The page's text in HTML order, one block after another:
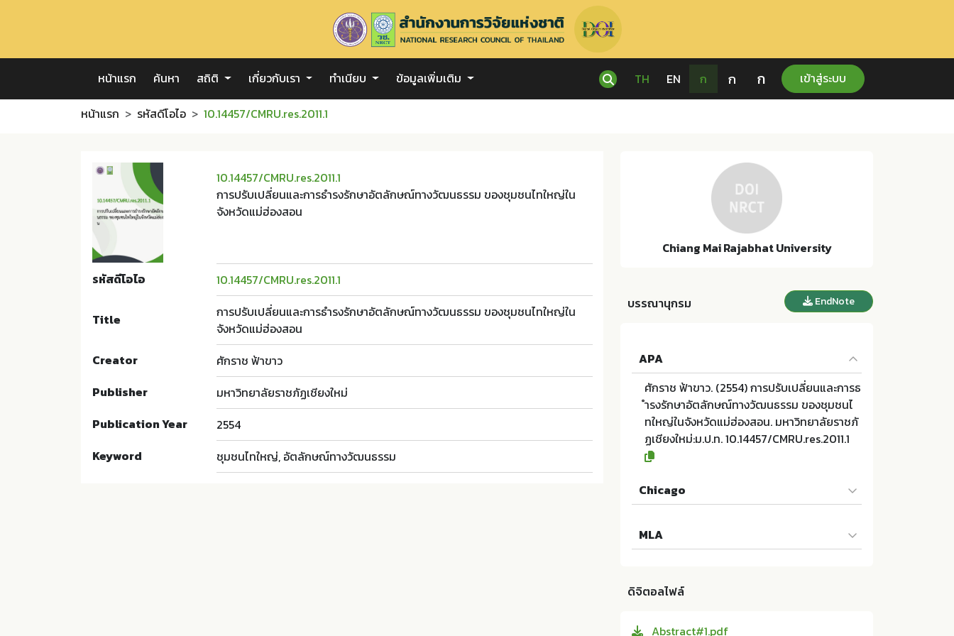
หน้าแรก ค้นหา สถิติ เกี่ยวกับเรา ทำเนียบ ข้อมูลเพิ่มเติม TH EN ก ก ก เข้าสู่ระบบ
หน้าแรก รหัสดีโอไอ 10.14457/CMRU.res.2011.1
10.14457/CMRU.res.2011.1
การปรับเปลี่ยนและการธำรงรักษาอัตลักษณ์ทางวัฒนธรรม ของชุมชนไทใหญ่ใน
จังหวัดแม่ฮ่องสอน
รหัสดีโอไอ 10.14457/CMRU.res.2011.1
Title
การปรับเปลี่ยนและการธำรงรักษาอัตลักษณ์ทางวัฒนธรรม ของชุมชนไทใหญ่ใน
จังหวัดแม่ฮ่องสอน
Creator
ศักราช ฟ้าขาว
Publisher
มหาวิทยาลัยราชภัฏเชียงใหม่
Publication Year
2554
Keyword
ชุมชนไทใหญ่, อัตลักษณ์ทางวัฒนธรรม
Chiang Mai Rajabhat University
บรรณานุกรม EndNote
APA
ศักราช ฟ้าขาว. (2554) การปรับเปลี่ยนและการธ
ำรงรักษาอัตลักษณ์ทางวัฒนธรรม ของชุมชนไ
ทใหญ่ในจังหวัดแม่ฮ่องสอน. มหาวิทยาลัยราชภั
ฏเชียงใหม่:ม.ป.ท. 10.14457/CMRU.res.2011.1
Chicago
รงรักษาอัตลักษณ์ทางวัฒนธรรม ของชุมชนไทใ
หญ่ในจังหวัดแม่ฮ่องสอน. ม.ป.ท.:มหาวิทยาลัยร
MLA
นจังหวัดแม่ฮ่องสอน. ม.ป.ท.:มหาวิทยาลัยราชภั
011.1
ดิจิตอลไฟล์
Abstract#1.pdf